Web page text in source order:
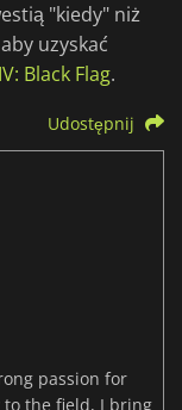
"kiedy" niż
uzyskać
Black Flag.
Udostępnij
passion for
to the field, I bring